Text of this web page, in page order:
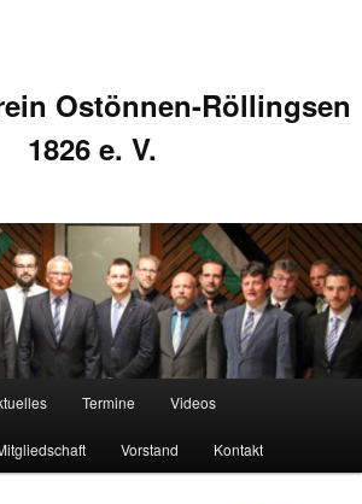
Ostönnen-Röllingsen
1826 e. V.
Termine Videos
Vorstand Kontakt